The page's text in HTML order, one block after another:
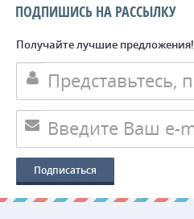
ПОДПИШИСЬ НА РАССЫЛКУ
Получайте лучшие предложения!